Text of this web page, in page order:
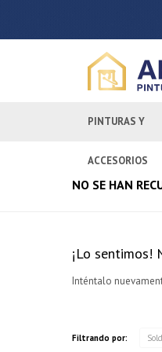
PINTURAS Y
ACCESORIOS
NO SE HAN
¡Lo sentimos!
Inténtalo
Filtrando por: